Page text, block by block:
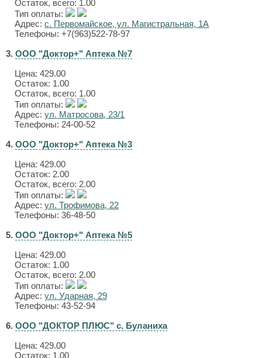
Остаток, всего: 1.00
Тип оплаты:
Адрес: с. Первомайское, ул. Магистральная, 1А
Телефоны: +7(963)522-78-97
3. ООО "Доктор+" Аптека №7
Цена: 429.00
Остаток: 1.00
Остаток, всего: 1.00
Тип оплаты:
Адрес: ул. Матросова, 23/1
Телефоны: 24-00-52
4. ООО "Доктор+" Аптека №3
Цена: 429.00
Остаток: 2.00
Остаток, всего: 2.00
Тип оплаты:
Адрес: ул. Трофимова, 22
Телефоны: 36-48-50
5. ООО "Доктор+" Аптека №5
Цена: 429.00
Остаток: 1.00
Остаток, всего: 2.00
Тип оплаты:
Адрес: ул. Ударная, 29
Телефоны: 43-52-94
6. ООО "ДОКТОР ПЛЮС" с. Буланиха
Цена: 429.00
Остаток: 1.00